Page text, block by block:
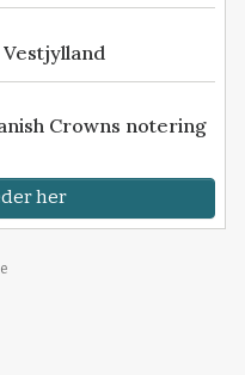
Crowns notering
her